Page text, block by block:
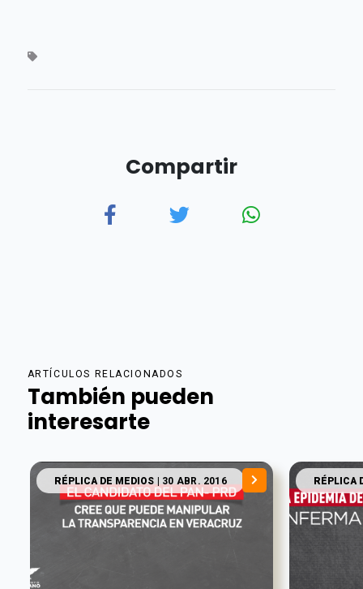
Compartir
ARTÍCULOS RELACIONADOS
También pueden
interesarte
RÉPLICA DE MEDIOS | 30 ABR. 2016 RÉPLICA